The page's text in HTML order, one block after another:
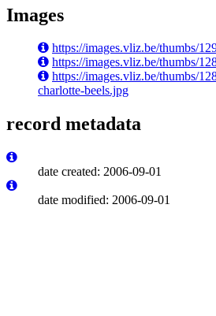
Images
https://images.vliz.be/thumbs/
https://images.vliz.be/thumbs/
https://images.vliz.be/thumbs/
charlotte-beels.jpg
record metadata
date created: 2006-09-01
date modified: 2006-09-01